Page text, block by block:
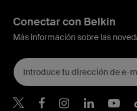
Conectar con Belkin
Más información sobre las
Belkin Twitter